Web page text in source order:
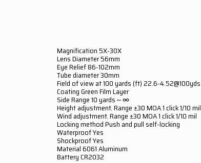
Magnification 5X-30X
Lens Diameter 56mm
Eye Relief 86-102mm
Tube diameter 30mm
Field of view at 100 yards (ft) 22.6-4.52@100yds
Coating Green Film Layer
Side Range 10 yards～∞
Height adjustment. Range ±30 MOA 1 click 1/10 mil
Wind adjustment. Range ±30 MOA 1 click 1/10 mil
Locking method Push and pull self-locking
Waterproof Yes
Shockproof Yes
Material 6061 Aluminum
Battery CR2032